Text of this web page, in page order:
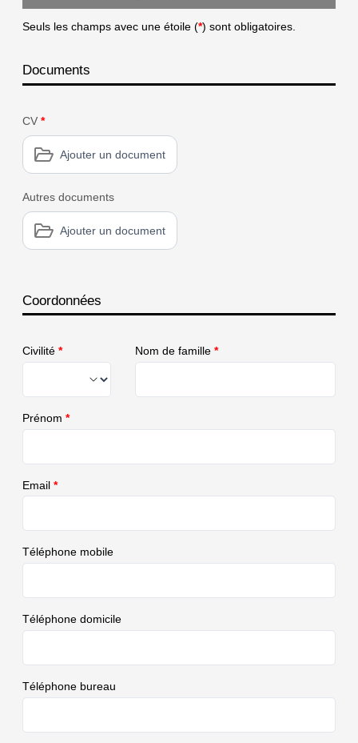
Seuls les champs avec une étoile (*) sont obligatoires.
Documents
CV *
Ajouter un document
Autres documents
Ajouter un document
Coordonnées
Civilité * Nom de famille *
Prénom *
Email *
Téléphone mobile
Téléphone domicile
Téléphone bureau